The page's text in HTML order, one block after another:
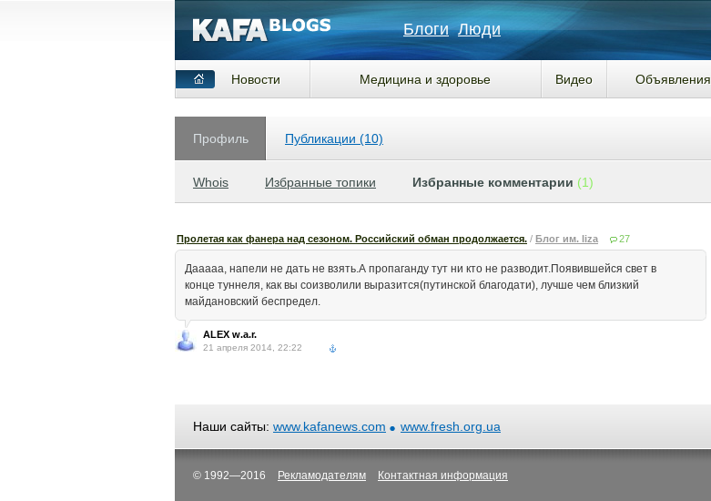
Блоги Люди
Новости Медицина и здоровье Видео Объявления
Профиль
Whois Избранные топики Избранные комментарии (1)
Публикации (10)
Пролетая как фанера над сезоном. Российский обман продолжается. / Блог им. liza 27
Дааааа, напели не дать не взять.А пропаганду тут ни кто не разводит.Появившейся свет в
конце туннеля, как вы соизволили выразится(путинской благодати), лучше чем близкий
майдановский беспредел.
ALEX w.a.r.
21 апреля 2014, 22:22
Наши сайты: www.kafanews.com www.fresh.org.ua
© 1992—2016 Рекламодателям Контактная информация